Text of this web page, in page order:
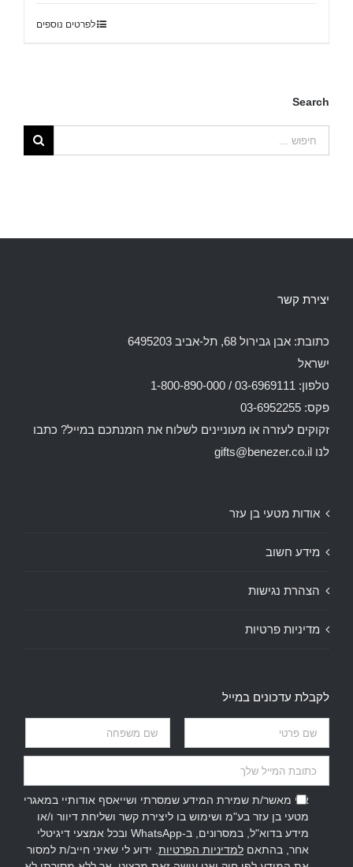
לפרטים נוספים
Search
יצירת קשר
כתובת: אבן גבירול 68, תל-אביב 6495203
ישראל
טלפון: 03-6969111 / 1-800-890-000
פקס: 03-6952255
זקוקים לעזרה או מעוניינים לשלוח את הזמנתכם במייל? כתבו
לנו gifts@benezer.co.il
אודות מטעי בן עזר
מידע חשוב
הצהרת נגישות
מדיניות פרטיות
לקבלת עדכונים במייל
אני מאשר/ת שמירת המידע שמסרתי ושייאסף אודותיי במאגרי
מטעי בן עזר בע"מ ושימוש בו ליצירת קשר ושליחת דיוור ו/או
מידע בדוא"ל, במסרונים, ב-WhatsApp ובכל אמצעי דיגיטלי
אחר, בהתאם למדיניות הפרטיות . ידוע לי שאיני חייב/ת למסור